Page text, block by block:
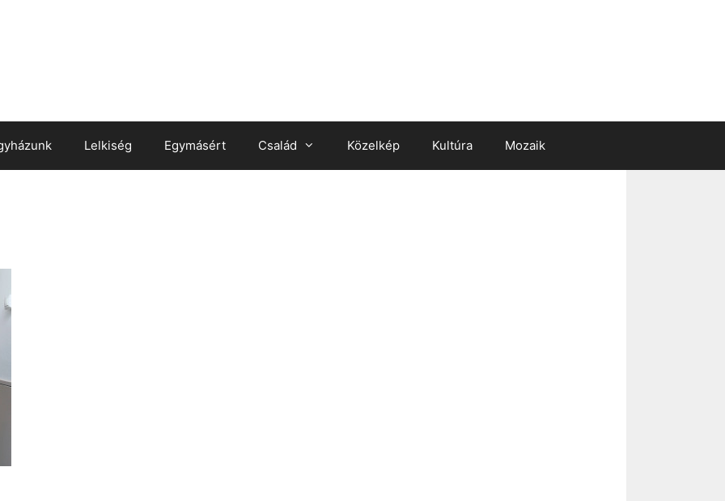
Lelkiség Egymásért Család Közelkép Kultúra Mozaik